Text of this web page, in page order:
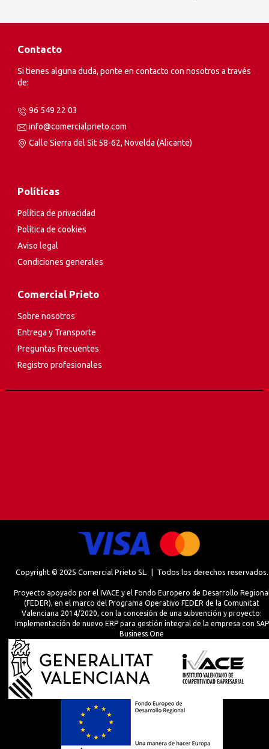
Contacto
Si tienes alguna duda, ponte en contacto con nosotros a través
de:
96 549 22 03
info@comercialprieto.com
Calle Sierra del Sit 58-62, Novelda (Alicante)
Políticas
Política de privacidad
Política de cookies
Aviso legal
Condiciones generales
Comercial Prieto
Sobre nosotros
Entrega y Transporte
Preguntas frecuentes
Registro profesionales
Copyright © 2025 Comercial Prieto SL. | Todos los derechos reservados.
Proyecto apoyado por el IVACE y el Fondo Europero de Desarrollo
(FEDER), en el marco del Programa Operativo FEDER de la Comunitat
Valenciana 2014/2020, con la concesión de una subvención y proyecto:
Implementación de nuevo ERP para gestión integral de la empresa con SAP
Business One